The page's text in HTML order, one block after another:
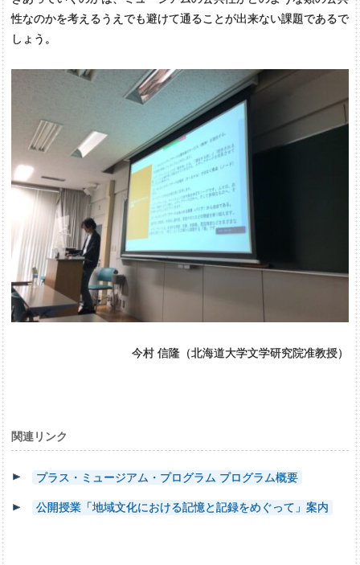
性なのかを考えるうえでも避けて通ることが出来ない課題であるで
しょう。
今村 信隆（北海道大学文学研究院准教授）
関連リンク
プラス・ミュージアム・プログラム プログラム概要
公開授業「地域文化における記憶と記録をめぐって」案内